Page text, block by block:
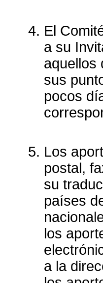
El
a su
aquellos
sus
pocos
Los
postal,
su
países
los
a la